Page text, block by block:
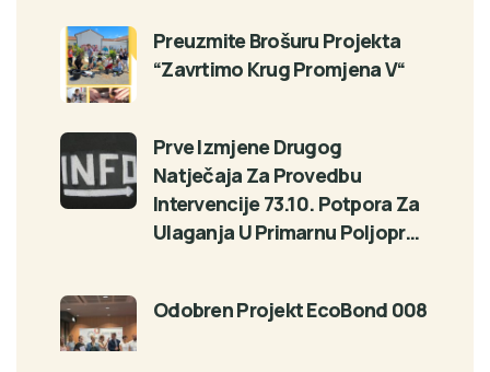
Preuzmite Brošuru Projekta
“Zavrtimo Krug Promjena V“
Prve Izmjene Drugog
Natječaja Za Provedbu
Intervencije 73.10. Potpora Za
Ulaganja U Primarnu Poljopr…
Odobren Projekt EcoBond 008